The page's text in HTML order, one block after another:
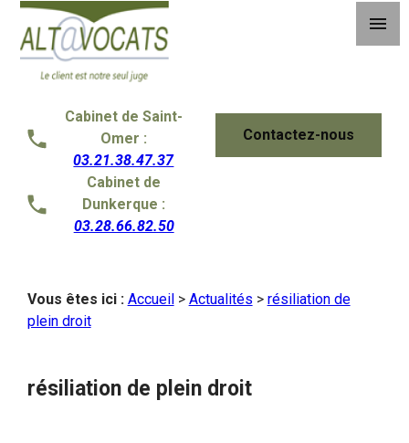
menu
Cabinet de Saint-
Omer :
03.21.38.47.37
Cabinet de
Dunkerque :
03.28.66.82.50
Contactez-nous
Vous êtes ici : Accueil> Actualités > résiliation de
plein droit
résiliation de plein droit
Panneau de gestion des cookies